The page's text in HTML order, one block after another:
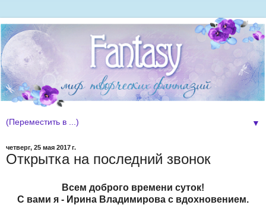
▼
четверг, 25 мая 2017 г.
Открытка на последний звонок
Всем доброго времени суток!
С вами я - Ирина Владимирова с вдохновением.